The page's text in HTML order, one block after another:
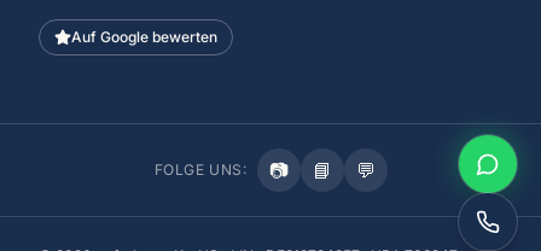
Auf Google bewerten
FOLGE UNS: 📷 📘 💬